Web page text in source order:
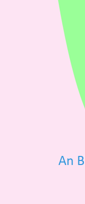
An